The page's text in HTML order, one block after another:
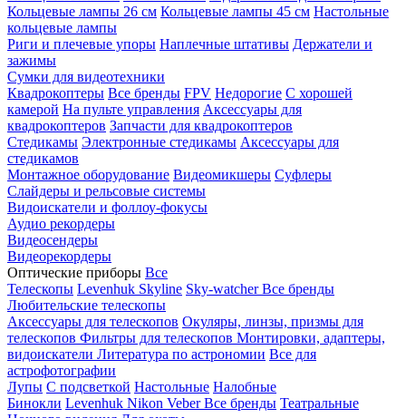
Кольцевые лампы 26 см Кольцевые лампы 45 см Настольные
кольцевые лампы
Риги и плечевые упоры Наплечные штативы Держатели и
зажимы
Сумки для видеотехники
Квадрокоптеры Все бренды FPV Недорогие С хорошей
камерой На пульте управления Аксессуары для
квадрокоптеров Запчасти для квадрокоптеров
Стедикамы Электронные стедикамы Аксессуары для
стедикамов
Монтажное оборудование Видеомикшеры Суфлеры
Слайдеры и рельсовые системы
Видоискатели и фоллоу-фокусы
Аудио рекордеры
Видеосендеры
Видеорекордеры
Оптические приборы Все
Телескопы Levenhuk Skyline Sky-watcherВсе бренды
Любительские телескопы
Аксессуары для телескопов Окуляры, линзы, призмы для
телескопов Фильтры для телескопов Монтировки, адаптеры,
видоискатели Литература по астрономии Все для
астрофотографии
Лупы С подсветкой Настольные Налобные
Бинокли Levenhuk Nikon VeberВсе бренды Театральные